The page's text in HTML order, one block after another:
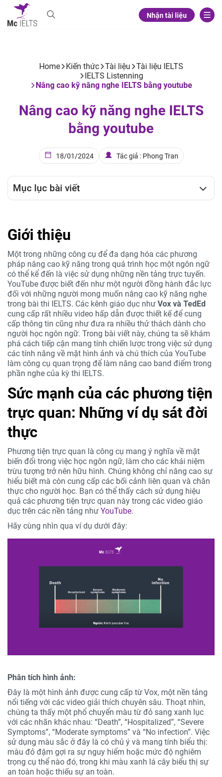
Nhận tài liệu
Home Kiến thức Tài liệu
Tài liệu IELTS
IELTS Listenning
Nâng cao kỹ năng nghe IELTS bằng youtube
Nâng cao kỹ năng nghe IELTS
bằng youtube
18/01/2024 Tác giả : Phong Tran
Mục lục bài viết
Giới thiệu
Một trong những công cụ để đa dạng hóa các phương
pháp nâng cao kỹ năng trong quá trình học một ngôn ngữ
có thể kể đến là việc sử dụng những nền tảng trực tuyến.
YouTube được biết đến như một người đồng hành đắc lực
đối với những người mong muốn nâng cao kỹ năng nghe
trong bài thi IELTS. Các kênh giáo dục như Vox và TedEd
cung cấp rất nhiều video hấp dẫn được thiết kế để cung
cấp thông tin cũng như đưa ra nhiều thử thách dành cho
người học ngôn ngữ. Trong bài viết này, chúng ta sẽ khám
phá cách tiếp cận mang tính chiến lược trong việc sử dụng
các tính năng về mặt hình ảnh và chú thích của YouTube
làm công cụ quan trọng để làm nâng cao band điểm trong
phần nghe của kỳ thi IELTS.
Sức mạnh của các phương tiện
trực quan: Những ví dụ sát đời
thực
Phương tiện trực quan là công cụ mang ý nghĩa về mặt
biến đổi trong việc học ngôn ngữ, làm cho các khái niệm
trừu tượng trở nên hữu hình. Chúng không chỉ nâng cao sự
hiểu biết mà còn cung cấp các bối cảnh liên quan và chân
thực cho người học. Bạn có thể thấy cách sử dụng hiệu
quả các phương tiện trực quan này trong các video giáo
dục trên các nền tảng như YouTube.
Hãy cùng nhìn qua ví dụ dưới đây:
Phân tích hình ảnh:
Đây là một hình ảnh được cung cấp từ Vox, một nền tảng
nổi tiếng với các video giải thích chuyên sâu. Thoạt nhìn,
chúng ta thấy một phổ chuyển màu từ đỏ sang xanh lục
với các nhãn khác nhau: “Death”, “Hospitalized”, “Severe
Symptoms”, “Moderate symptoms” và “No infection”. Việc
sử dụng màu sắc ở đây là có chủ ý và mang tính biểu thị:
màu đỏ đậm gợi ra sự nguy hiểm hoặc mức độ nghiêm
trọng cụ thể nào đó, trong khi màu xanh lá cây biểu thị sự
an toàn hoặc thiếu sự an toàn.